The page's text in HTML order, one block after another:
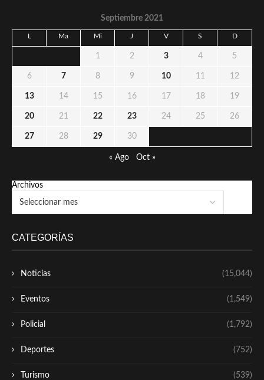
Septiembre 2021
L Ma Mi J V S D
1 2 3 4 5
6 7 8 9 10 11 12
13 14 15 16 17 18 19
20 21 22 23 24 25 26
27 28 29 30
« Ago Oct »
Archivos
CATEGORÍAS
Noticias (15,044)
Eventos (1,549)
Policial (1,792)
Deportes (752)
Turismo (539)